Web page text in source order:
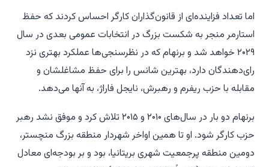
اما تعداد فزاینده‌ای از قانون‌گذاران کارگر احساس کردند که حفظ
استارمر منجر به شکست بزرگ در انتخابات عمومی بعدی در سال
۲۰۲۹ خواهد شد و برنهام که در نظرسنجی‌ها عملکرد بهتری نزد
رای‌دهندگان دارد، بهترین شانس را برای حفظ مشاغلشان و
مقابله با حزب ریفرم و رهبرش، نایجل فاراژ، به آنها می‌دهد.
برنهام دو بار در سال‌های ۲۰۱۰ و ۲۰۱۵ تلاش کرد و موفق نشد رهبر
حزب کارگر شود. او تا همین اواخر شهردار منطقه بزرگ منچستر،
دومین منطقه پرجمعیت شهری بریتانیا، بود و بر بودجه‌ای معادل